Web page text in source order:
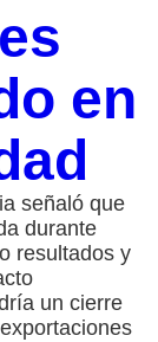
en
señaló que
durante
resultados y
un cierre